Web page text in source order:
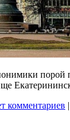
порой
комментариев |